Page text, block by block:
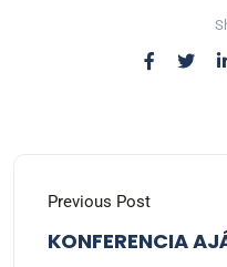
Previous Post
KONFERENCIA